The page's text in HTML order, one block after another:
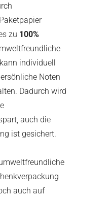
zu 100%
individuell
Noten
Dadurch wird
auch die
ist gesichert.
auch auf